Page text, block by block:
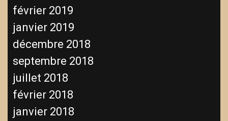
février 2019
janvier 2019
décembre 2018
septembre 2018
juillet 2018
février 2018
janvier 2018